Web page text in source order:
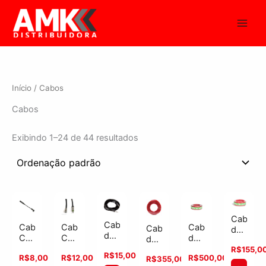
para
conteúdo
Início / Cabos
Cabos
Exibindo 1–24 de 44 resultados
Cabo
CB80
Technoise
R$8,00
Cabo
CB90
Technoise
R$12,00
Cabo
de
P2
R$15,00
Cabo
de
–
R$355,00
Cabo
de
–
R$500,00
Cabo
de
–
50
R$